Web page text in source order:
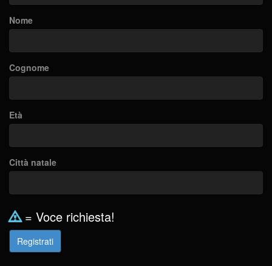
Nome
Cognome
Età
Città natale
= Voce richiesta!